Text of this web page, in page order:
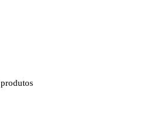
produtos